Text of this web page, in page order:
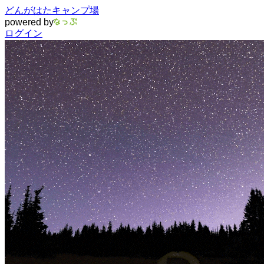
どんがはたキャンプ場
powered by
ログイン